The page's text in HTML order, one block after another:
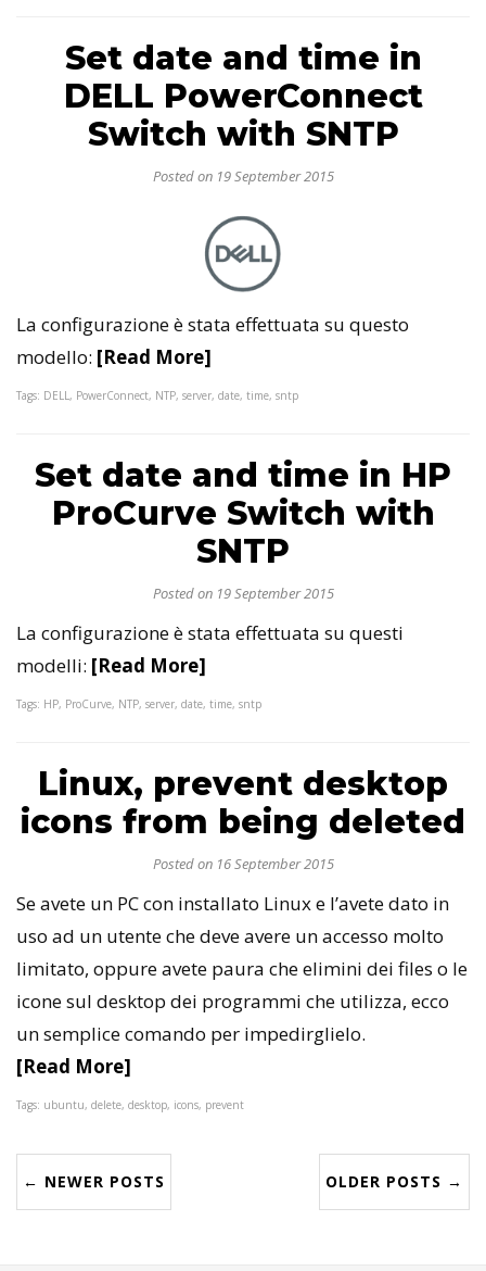
Set date and time in
DELL PowerConnect
Switch with SNTP
Posted on 19 September 2015
La configurazione è stata effettuata su questo
modello: [Read More]
Tags: DELL, PowerConnect, NTP, server, date, time, sntp
Set date and time in HP
ProCurve Switch with
SNTP
Posted on 19 September 2015
La configurazione è stata effettuata su questi
modelli: [Read More]
Tags: HP, ProCurve, NTP, server, date, time, sntp
Linux, prevent desktop
icons from being deleted
Posted on 16 September 2015
Se avete un PC con installato Linux e l’avete dato in
uso ad un utente che deve avere un accesso molto
limitato, oppure avete paura che elimini dei files o le
icone sul desktop dei programmi che utilizza, ecco
un semplice comando per impedirglielo.
[Read More]
Tags: ubuntu, delete, desktop, icons, prevent
← NEWER POSTS OLDER POSTS →